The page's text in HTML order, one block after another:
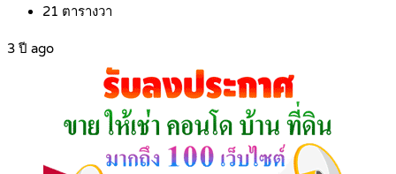
21 ตารางวา
3 ปี ago